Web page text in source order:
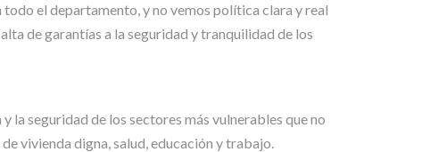
el departamento, y no vemos política clara y real
de garantías a la seguridad y tranquilidad de los
la seguridad de los sectores más vulnerables que no
vivienda digna, salud, educación y trabajo.